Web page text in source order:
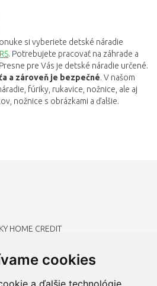
cookies
a ďalšie technológie
si vyberiete detské náradie
. Potrebujete pracovať na záhrade a
resne pre Vás je detské náradie určené.
a zároveň je bezpečné. V našom
fúriky rukavice nožnice ale aj
nožnice s obrázkami a ďalšie.
HOME CREDIT